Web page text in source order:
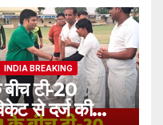
INDIA BREAKING
टी-20
से दर्ज की